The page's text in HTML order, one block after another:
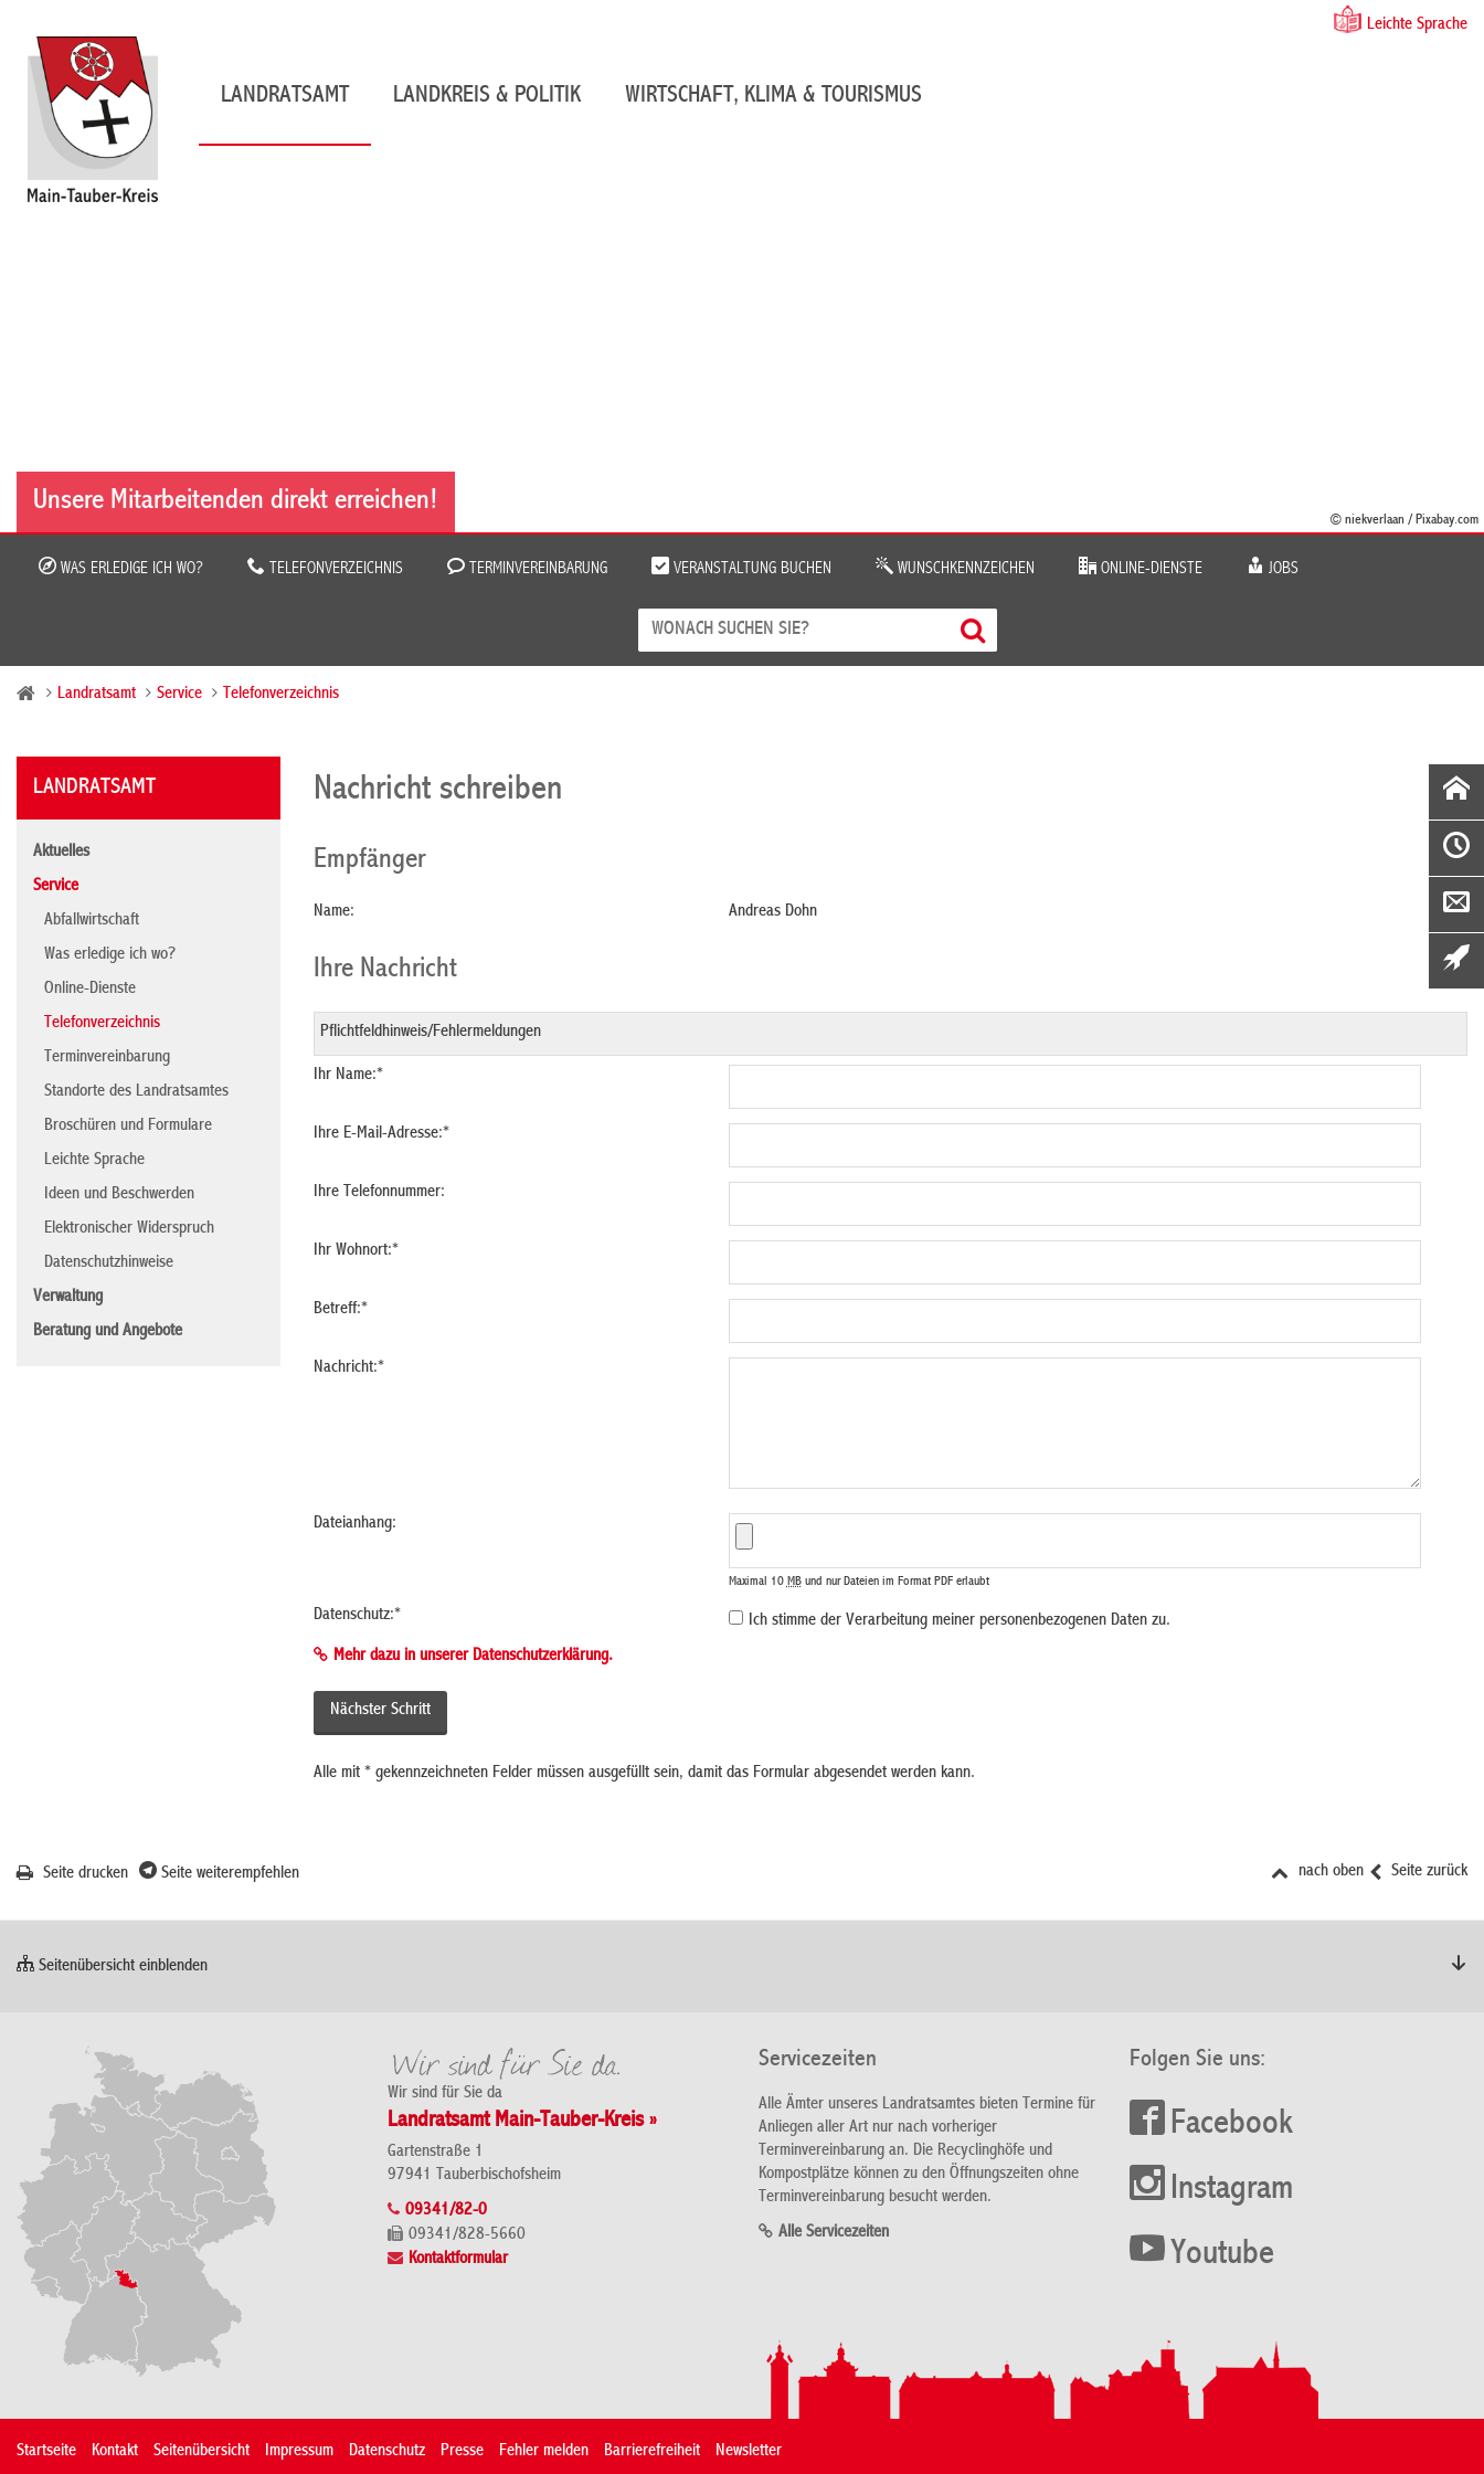
Leichte Sprache
LANDRATSAMT LANDKREIS & POLITIK WIRTSCHAFT, KLIMA & TOURISMUS
Unsere Mitarbeitenden direkt erreichen!
© niekverlaan / Pixabay.com
WAS ERLEDIGE ICH WO? TELEFONVERZEICHNIS TERMINVEREINBARUNG VERANSTALTUNG BUCHEN WUNSCHKENNZEICHEN ONLINE-DIENSTE JOBS
Landratsamt Service Telefonverzeichnis
LANDRATSAMT
Aktuelles
Service
Abfallwirtschaft
Was erledige ich wo?
Online-Dienste
Telefonverzeichnis
Terminvereinbarung
Standorte des Landratsamtes
Broschüren und Formulare
Leichte Sprache
Ideen und Beschwerden
Elektronischer Widerspruch
Datenschutzhinweise
Verwaltung
Beratung und Angebote
Nachricht schreiben
Empfänger
Name: Andreas Dohn
Ihre Nachricht
Ihr Name:*
Ihre E-Mail-Adresse:*
Ihre Telefonnummer:
Ihr Wohnort:*
Betreff:*
Nachricht:*
Dateianhang:
Maximal 10 MBund nur Dateien im Format PDF erlaubt
Datenschutz:*
Ich stimme der Verarbeitung meiner personenbezogenen Daten zu.
Mehr dazu in unserer Datenschutzerklärung.
Alle mit *gekennzeichneten Felder müssen ausgefüllt sein, damit das Formular abgesendet werden kann.
Seite zurück
nach oben
Seite drucken Seite weiterempfehlen
Seitenübersicht einblenden
Wir sind für Sie da
Landratsamt Main-Tauber-Kreis »
Gartenstraße 1
97941 Tauberbischofsheim
09341/82-0
09341/828-5660
Kontaktformular
Servicezeiten
Alle Ämter unseres Landratsamtes bieten Termine für
Anliegen aller Art nur nach vorheriger
Terminvereinbarung an. Die Recyclinghöfe und
Kompostplätze können zu den Öffnungszeiten ohne
Terminvereinbarung besucht werden.
Alle Servicezeiten
Folgen Sie uns:
Facebook
Instagram
Youtube
Startseite Kontakt Seitenübersicht Impressum Datenschutz Presse Fehler melden Barrierefreiheit Newsletter